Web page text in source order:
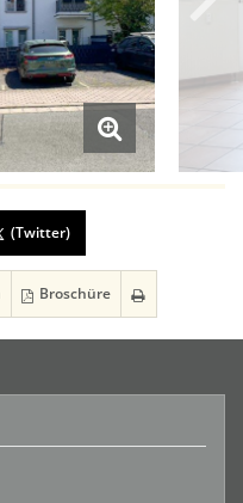
(Twitter)
Broschüre